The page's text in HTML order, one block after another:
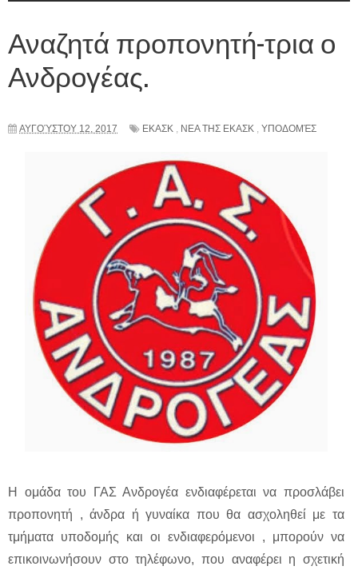
Αναζητά προπονητή-τρια ο
Ανδρογέας.
ΑΥΓΟΎΣΤΟΥ 12, 2017 ΕΚΑΣΚ , ΝΕΑ ΤΗΣ ΕΚΑΣΚ , ΥΠΟΔΟΜΈΣ
Η ομάδα του ΓΑΣ Ανδρογέα ενδιαφέρεται να προσλάβει
προπονητή , άνδρα ή γυναίκα που θα ασχοληθεί με τα
τμήματα υποδομής και οι ενδιαφερόμενοι , μπορούν να
επικοινωνήσουν στο τηλέφωνο, που αναφέρει η σχετική